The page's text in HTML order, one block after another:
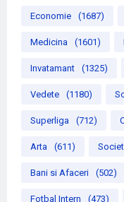
Economie (1687)
Medicina (1601)
Invatamant (1325)
Vedete (1180)
Superliga (712)
Arta (611)
Bani si Afaceri (502)
Fotbal Intern (473)